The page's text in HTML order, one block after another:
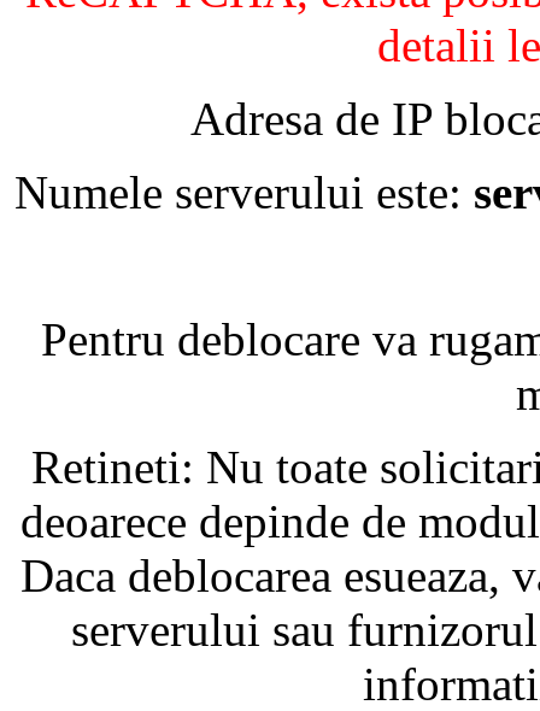
detalii
Adresa de IP
Numele serverului este:
Pentru deblocare va
Retineti: Nu toate
deoarece depinde de
Daca deblocarea
serverului sau